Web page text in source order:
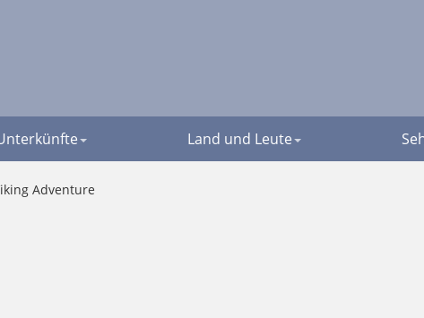
Land und Leute
Adventure